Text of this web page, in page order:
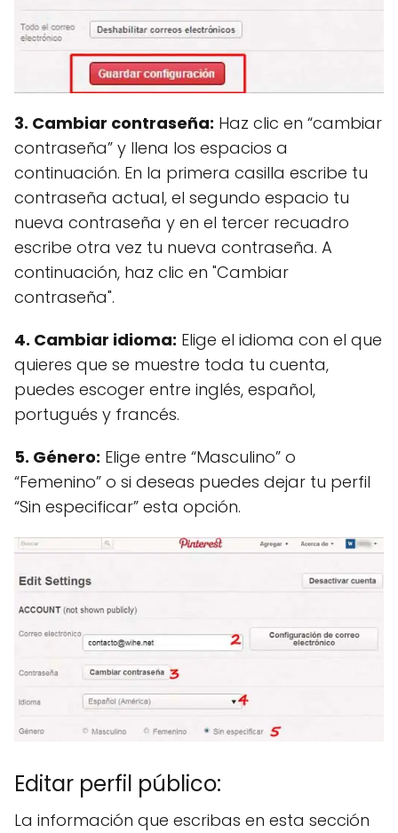
3. Cambiar contraseña: Haz clic en “cambiar
contraseña” y llena los espacios a
continuación. En la primera casilla escribe tu
contraseña actual, el segundo espacio tu
nueva contraseña y en el tercer recuadro
escribe otra vez tu nueva contraseña. A
continuación, haz clic en "Cambiar
contraseña".
4. Cambiar idioma: Elige el idioma con el que
quieres que se muestre toda tu cuenta,
puedes escoger entre inglés, español,
portugués y francés.
5. Género: Elige entre “Masculino” o
“Femenino” o si deseas puedes dejar tu perfil
“Sin especificar” esta opción.
Editar perfil público:
La información que escribas en esta sección